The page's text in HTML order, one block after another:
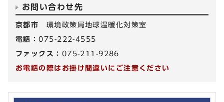
お問い合わせ先
京都市 環境政策局地球温暖化対策室
電話：075-222-4555
ファックス： 075-211-9286
お電話の際はお掛け間違いにご注意ください